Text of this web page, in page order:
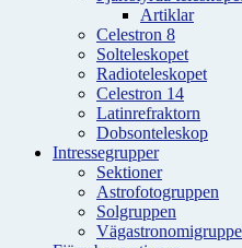
Artiklar
Celestron 8
Solteleskopet
Radioteleskopet
Celestron 14
Latinrefraktorn
Dobsonteleskop
Intressegrupper
Sektioner
Astrofotogruppen
Solgruppen